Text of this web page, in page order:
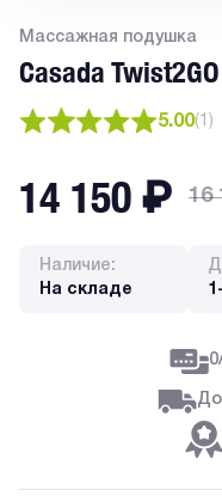
Массажная подушка
Casada
5.00(1 )
14 150 ₽ 16
Наличие:
На складе